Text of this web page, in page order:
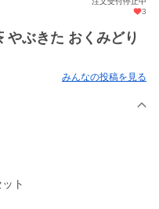
3
やぶきた おくみどり
みんなの投稿を見る
ト